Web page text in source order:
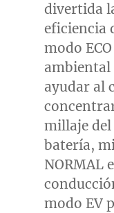
divertida
eficiencia
modo
ambiental
ayudar al
millaje
batería,
NORMAL
modo EV